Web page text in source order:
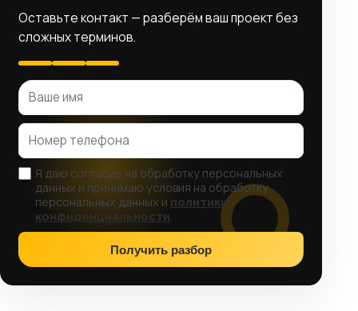
Оставьте контакт — разберём ваш проект без
сложных терминов.
Я даю согласие на обработку персональных
данных и принимаю условия на обработку
персональных данных и политики
конфиденциальности.
Получить разбор